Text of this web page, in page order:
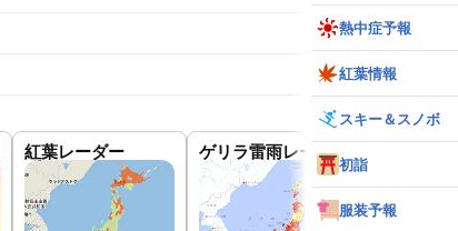
紅葉レーダー ゲリラ雷雨レーダー 世界の雨
熱中症予報
紅葉情報
スキー＆スノボ
初詣
服装予報